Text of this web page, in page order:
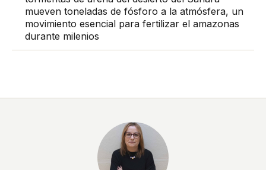
mueven toneladas de fósforo a la atmósfera, un
movimiento esencial para fertilizar el amazonas
durante milenios